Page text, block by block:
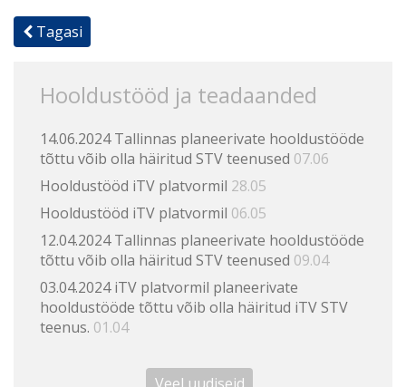
Tagasi
Hooldustööd ja teadaanded
14.06.2024 Tallinnas planeerivate hooldustööde
tõttu võib olla häiritud STV teenused 07.06
Hooldustööd iTV platvormil 28.05
Hooldustööd iTV platvormil 06.05
12.04.2024 Tallinnas planeerivate hooldustööde
tõttu võib olla häiritud STV teenused 09.04
03.04.2024 iTV platvormil planeerivate
hooldustööde tõttu võib olla häiritud iTV STV
teenus. 01.04